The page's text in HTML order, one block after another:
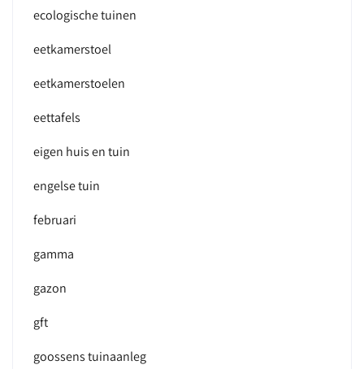
ecologische tuinen
eetkamerstoel
eetkamerstoelen
eettafels
eigen huis en tuin
engelse tuin
februari
gamma
gazon
gft
goossens tuinaanleg